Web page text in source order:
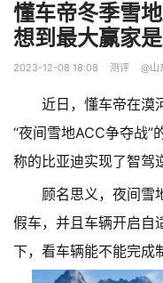
懂车帝冬季雪
想到最大赢家
2023-12-08 18:08 测评 @山
近日，懂车帝在漠
“夜间雪地ACC争夺战”
称的比亚迪实现了智驾
顾名思义，夜间雪
假车，并且车辆开启自
下，看车辆能不能完成